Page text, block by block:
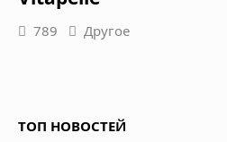
789 Другое
ТОП НОВОСТЕЙ